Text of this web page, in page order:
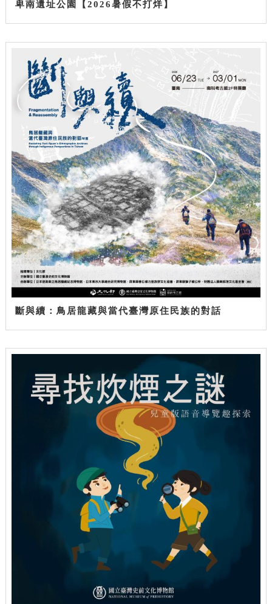
卑南遺址公園【2026暑假不打烊】
斷與續：鳥居龍藏與當代臺灣原住民族的對話